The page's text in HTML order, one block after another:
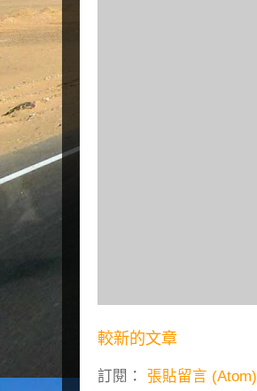
較新的文章
訂閱： 張貼留言 (Atom)